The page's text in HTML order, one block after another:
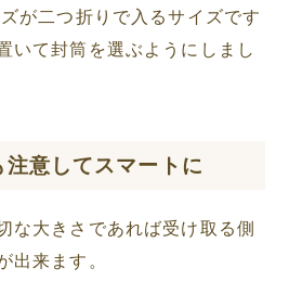
が二つ折りで入るサイズです
いて封筒を選ぶようにしまし
意してスマートに
な大きさであれば受け取る側
出来ます。